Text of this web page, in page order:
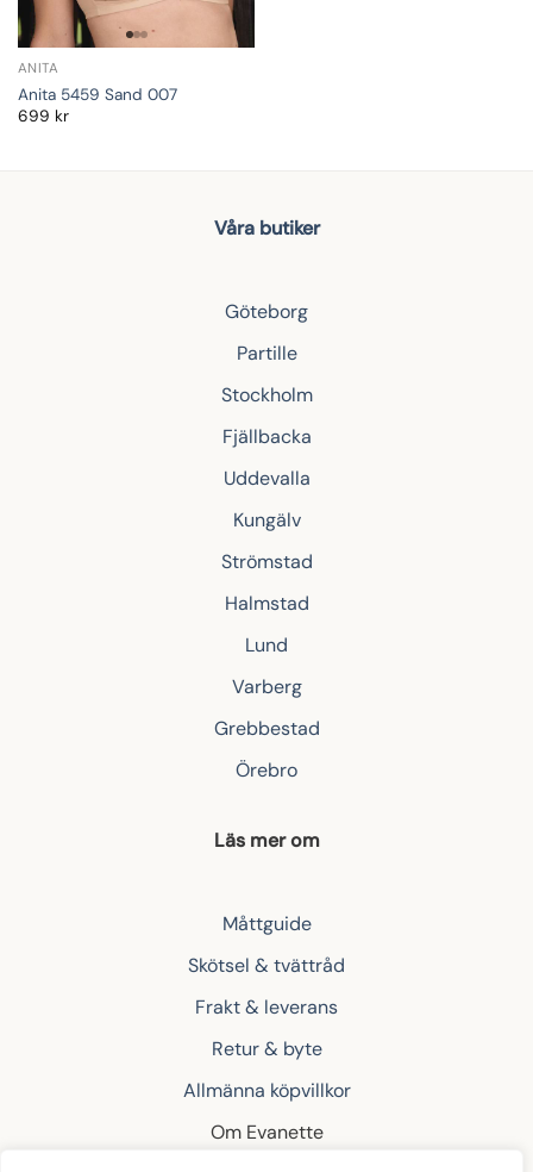
ANITA
Anita 5459 Sand 007
699 kr
Våra butiker
Göteborg
Partille
Stockholm
Fjällbacka
Uddevalla
Kungälv
Strömstad
Halmstad
Lund
Varberg
Grebbestad
Örebro
Läs mer om
Måttguide
Skötsel & tvättråd
Frakt & leverans
Retur & byte
Allmänna köpvillkor
Om Evanette